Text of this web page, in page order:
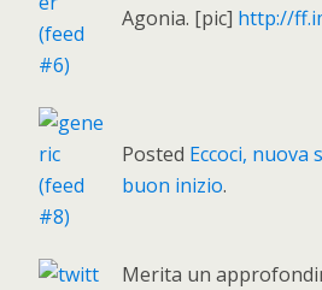
Agonia. [pic] http://
Posted Eccoci, nuova
buon inizio.
Merita un